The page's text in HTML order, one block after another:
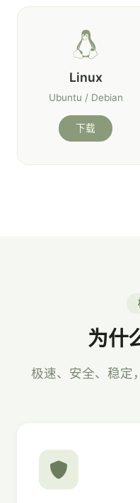
Linux
Ubuntu / Debian
下载
为什
极速、安全、稳定